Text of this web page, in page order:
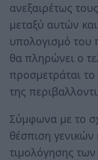
ανεξαιρέτως
μεταξύ αυτών
υπολογισμό του
θα πληρώνει ο
προσμετράται
της
Σύμφωνα με το
θέσπιση
τιμολόγησης